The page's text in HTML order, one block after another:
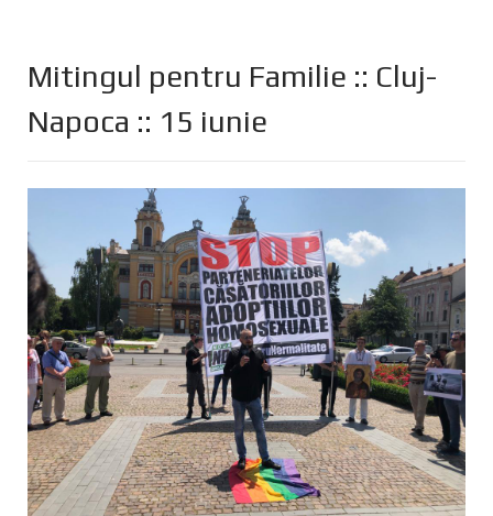
Mitingul pentru Familie :: Cluj-
Napoca :: 15 iunie